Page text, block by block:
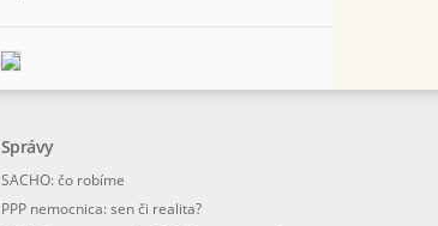
Správy
SACHO: čo robíme
PPP nemocnica: sen či realita?